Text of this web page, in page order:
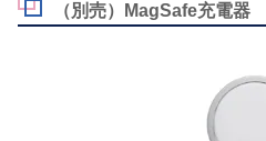
（別売）MagSafe充電器